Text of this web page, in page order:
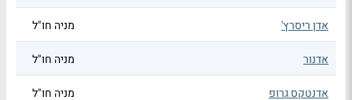
אדן ריסרץ' מניה חו"ל
אדנור מניה חו"ל
אדנטקס גרופ מניה חו"ל